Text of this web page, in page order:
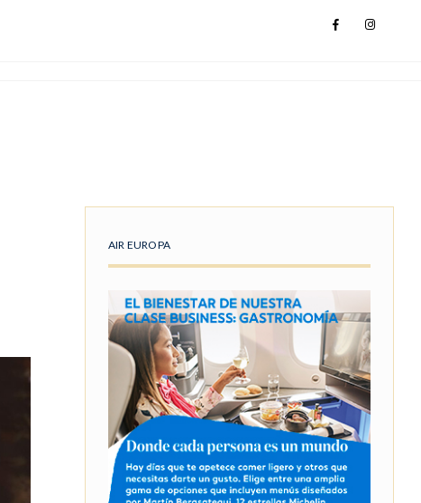
AIR EUROPA